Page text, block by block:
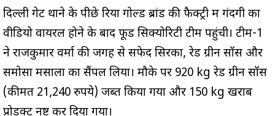
दिल्ली गेट थाने के पीछे रिया गोल्ड ब्रांड की फैक्ट्री में गंदगी का
वीडियो वायरल होने के बाद फूड सिक्योरिटी टीम पहुंची। टीम-1
ने राजकुमार वर्मा की जगह से सफेद सिरका, रेड ग्रीन सॉस और
समोसा मसाला का सैंपल लिया। मौके पर 920 kg रेड ग्रीन सॉस
(कीमत 21,240 रुपये) जब्त किया गया और 150 kg खराब
प्रोडक्ट नष्ट कर दिया गया।